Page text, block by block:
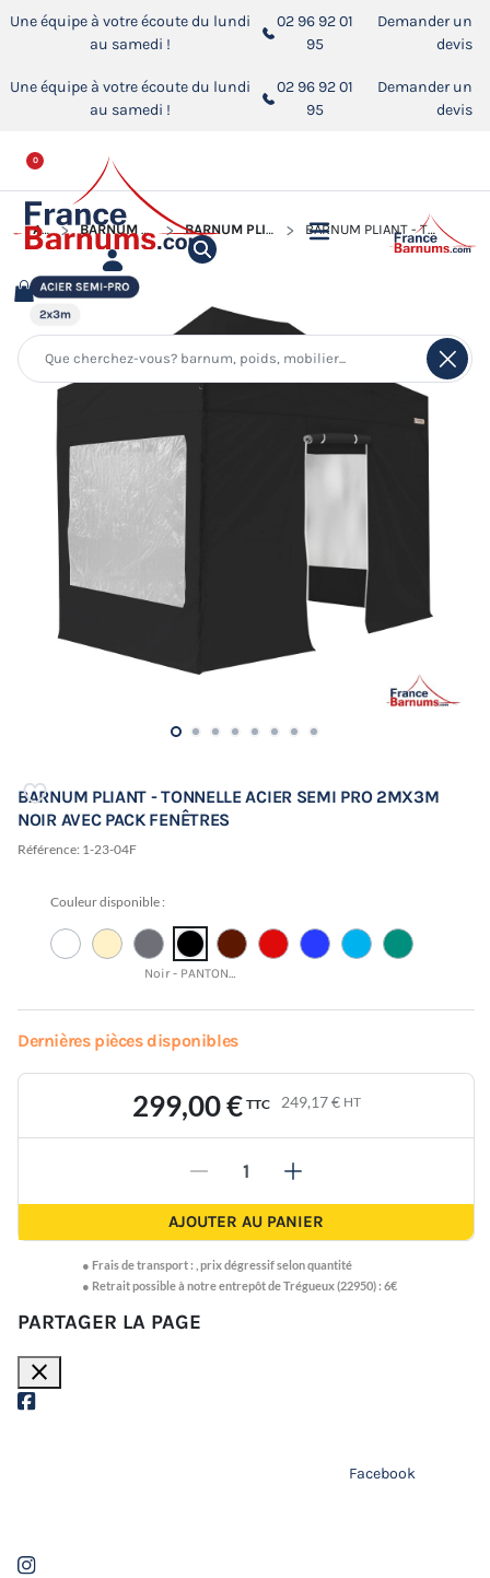
Une équipe à votre écoute du lundi
au samedi !
02 96 92 01
95
Demander un
devis
Une équipe à votre écoute du lundi
au samedi !
02 96 92 01
95
Demander un
devis
0
ACCUEIL BARNUM PLIANT - TONNELLE ACIER SEMI PRO BARNUM PLIANT - TONNELLE ACIER SEMI PRO 2MX3M BARNUM PLIANT - TONNELLE ACIER SEMI PRO 2MX3M NOIR AVEC PACK FENÊTRES
BARNUM PLIANT - TONNELLE ACIER SEMI PRO 2MX3M
NOIR AVEC PACK FENÊTRES
Référence: 1-23-04F
Couleur disponible :
Noir - PANTONE 19-4015 TCX
Dernières pièces disponibles
299,00 € TTC 249,17 € HT
- +
AJOUTER AU PANIER
● Frais de transport : prix dégressif selon quantité
● Retrait possible à notre entrepôt de Trégueux (22950) : 6€
PARTAGER LA PAGE
close
Facebook